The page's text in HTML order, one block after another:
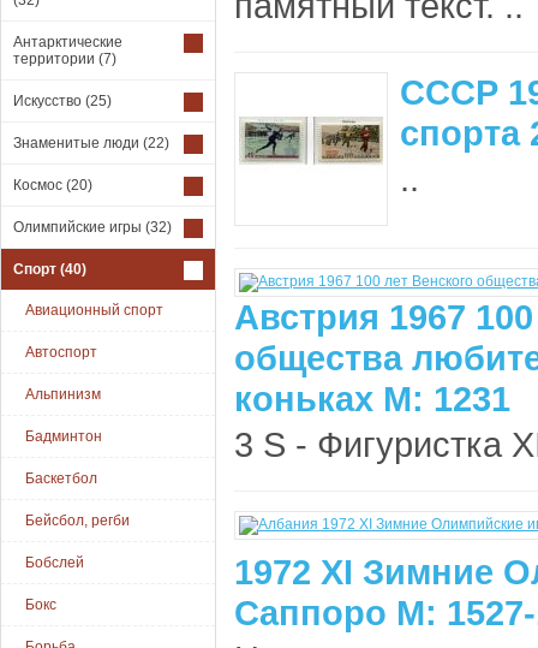
Антарктические
территории (7)
Искусство (25)
Знаменитые люди (22)
Космос (20)
Олимпийские игры (32)
Спорт (40)
Авиационный спорт
Автоспорт
Альпинизм
Бадминтон
Баскетбол
Бейсбол, регби
Бобслей
Бокс
СССР
спорта
..
Австрия 1967
общества
коньках М: 1231
3 S - Фигуристка
1972 XI Зимние
Саппоро М: 1527-